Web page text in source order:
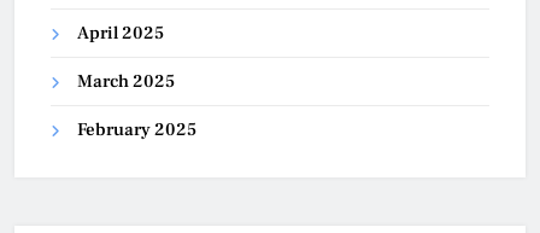
April 2025
March 2025
February 2025